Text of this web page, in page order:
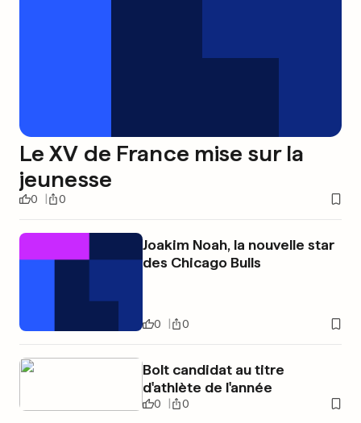
Le XV de France mise sur la
jeunesse
0 0
Joakim Noah, la nouvelle star
des Chicago Bulls
0 0
Bolt candidat au titre
d'athlète de l'année
0 0